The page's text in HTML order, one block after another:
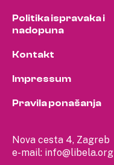
Nova cesta 4, Zagreb
e-mail: info@libela.org
Politika ispravaka i
nadopuna
Kontakt
Impressum
Pravila ponašanja